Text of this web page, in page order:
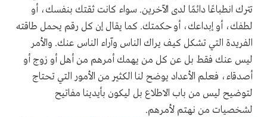
تترك انطباعًا دائمًا لدى الآخرين. سواء كانت ثقتك بنفسك، أو
لطفك، أو إبداعك، أو حكمتك. كما يقال إن كل رقم يحمل طاقته
الفريدة التي تشكل كيف يراك الناس وآراء الناس عنك. والأمر
ليس عنك فقط بل عن كل من يهمك أمرهم من أهل أو زوج أو
أصدقاء، فعلم الأعداد يوضح لنا الكثير من الأمور التي تحتاج
لتوضيح ليس من باب الاطلاع بل ليكون بأيدينا مفاتيح
لشخصيات من نهتم لأمرهم.